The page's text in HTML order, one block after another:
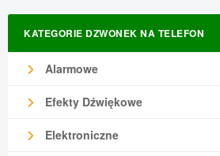
KATEGORIE DZWONEK NA TELEFON
Alarmowe
Efekty Dźwiękowe
Elektroniczne